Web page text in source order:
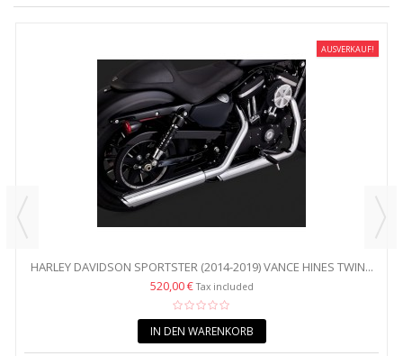
AUSVERKAUF!
HARLEY DAVIDSON SPORTSTER (2014-2019) VANCE HINES TWIN...
520,00 € Tax included
IN DEN WARENKORB